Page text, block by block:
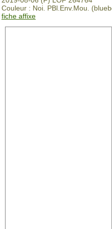
Couleur : Noi. PBl.Env.Mou.
fiche affixe